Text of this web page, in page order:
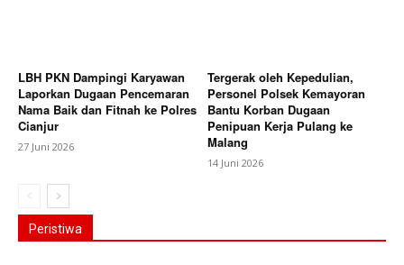
LBH PKN Dampingi Karyawan
Laporkan Dugaan Pencemaran
Nama Baik dan Fitnah ke Polres
Cianjur
27 Juni 2026
Tergerak oleh Kepedulian,
Personel Polsek Kemayoran
Bantu Korban Dugaan
Penipuan Kerja Pulang ke
Malang
14 Juni 2026
Peristiwa